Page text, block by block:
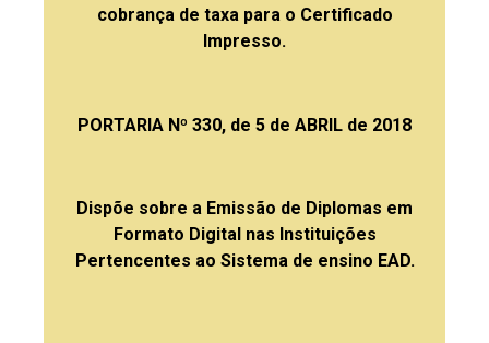
cobrança de taxa para o Certificado
Impresso.
PORTARIA Nº 330, de 5 de ABRIL de 2018
Dispõe sobre a Emissão de Diplomas em
Formato Digital nas Instituições
Pertencentes ao Sistema de ensino EAD.